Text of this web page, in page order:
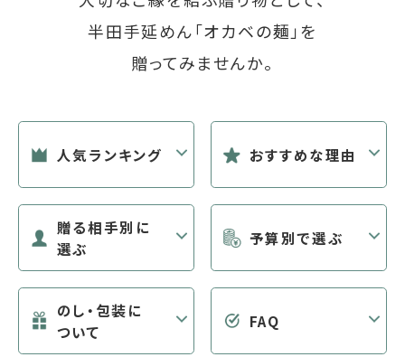
半田手延めん「オカベの麺」を
贈ってみませんか。
人気ランキング おすすめな理由
贈る相手別に
選ぶ
予算別で選ぶ
のし・包装に
ついて
FAQ